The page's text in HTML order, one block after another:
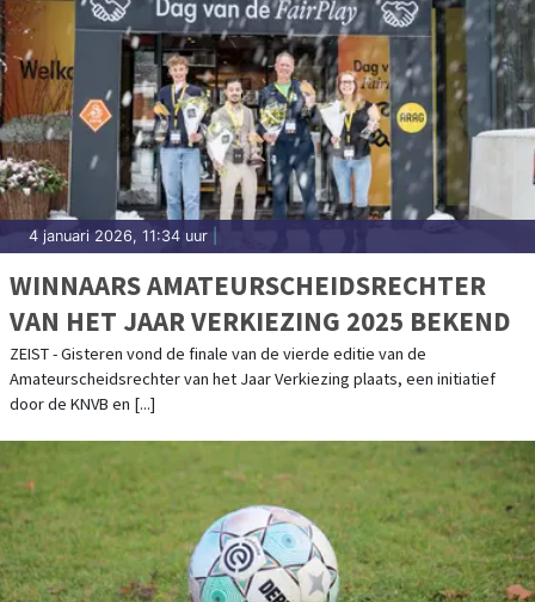
4 januari 2026, 11:34 uur
WINNAARS AMATEURSCHEIDSRECHTER
VAN HET JAAR VERKIEZING 2025 BEKEND
ZEIST - Gisteren vond de finale van de vierde editie van de
Amateurscheidsrechter van het Jaar Verkiezing plaats, een initiatief
door de KNVB en [...]